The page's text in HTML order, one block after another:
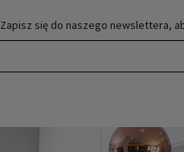
Zapisz się do naszego newslettera,